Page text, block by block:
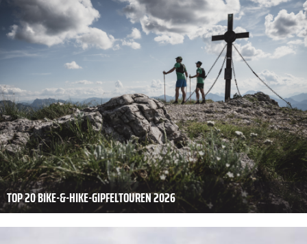
TOP 20 BIKE-&-HIKE-GIPFELTOUREN 2026